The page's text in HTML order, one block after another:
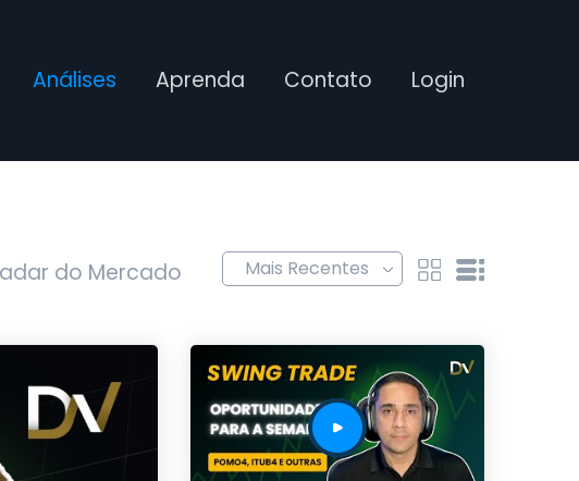
Análises Aprenda Contato Login
do Mercado